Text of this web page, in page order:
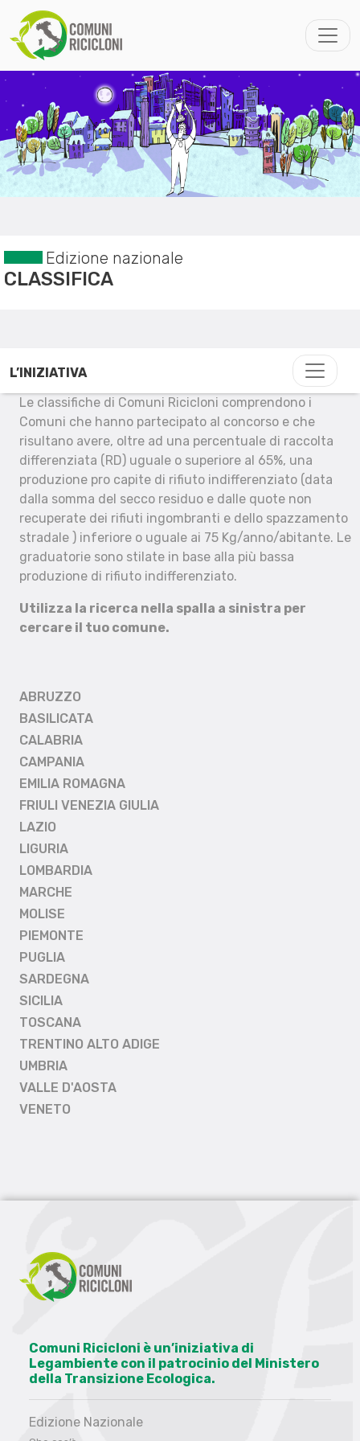
Edizione nazionale
CLASSIFICA
L’INIZIATIVA
Le classifiche di Comuni Ricicloni comprendono i
Comuni che hanno partecipato al concorso e che
risultano avere, oltre ad una percentuale di raccolta
differenziata (RD) uguale o superiore al 65%, una
produzione pro capite di rifiuto indifferenziato (data
dalla somma del secco residuo e dalle quote non
recuperate dei rifiuti ingombranti e dello spazzamento
stradale ) inferiore o uguale ai 75 Kg/anno/abitante. Le
graduatorie sono stilate in base alla più bassa
produzione di rifiuto indifferenziato.
Utilizza la ricerca nella spalla a sinistra per
cercare il tuo comune.
ABRUZZO
BASILICATA
CALABRIA
CAMPANIA
EMILIA ROMAGNA
FRIULI VENEZIA GIULIA
LAZIO
LIGURIA
LOMBARDIA
MARCHE
MOLISE
PIEMONTE
PUGLIA
SARDEGNA
SICILIA
TOSCANA
TRENTINO ALTO ADIGE
UMBRIA
VALLE D'AOSTA
VENETO
Comuni Ricicloni è un’iniziativa di
Legambiente con il patrocinio del Ministero
della Transizione Ecologica.
Edizione Nazionale